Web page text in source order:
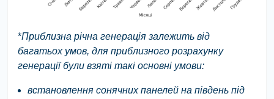
*Приблизна річна генерація залежить від
багатьох умов, для приблизного розрахунку
генерації були взяті такі основні умови:
встановлення сонячних панелей на південь під